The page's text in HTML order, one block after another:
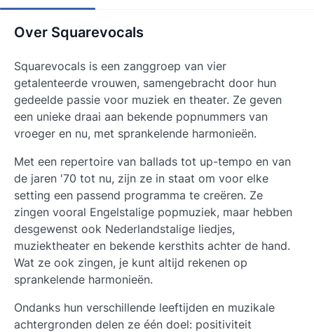
Over Squarevocals
Squarevocals is een zanggroep van vier
getalenteerde vrouwen, samengebracht door hun
gedeelde passie voor muziek en theater. Ze geven
een unieke draai aan bekende popnummers van
vroeger en nu, met sprankelende harmonieën.
Met een repertoire van ballads tot up-tempo en van
de jaren '70 tot nu, zijn ze in staat om voor elke
setting een passend programma te creëren. Ze
zingen vooral Engelstalige popmuziek, maar hebben
desgewenst ook Nederlandstalige liedjes,
muziektheater en bekende kersthits achter de hand.
Wat ze ook zingen, je kunt altijd rekenen op
sprankelende harmonieën.
Ondanks hun verschillende leeftijden en muzikale
achtergronden delen ze één doel: positiviteit